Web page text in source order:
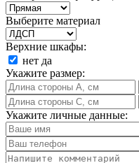
Выберите материал
Верхние шкафы:
нет да
Укажите размер:
Укажите личные данные: